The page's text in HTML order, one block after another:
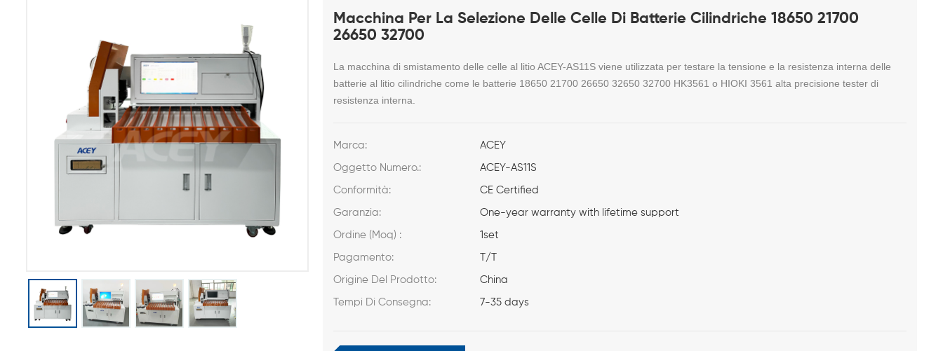
Macchina Per La Selezione Delle Celle Di Batterie Cilindriche 18650 21700
26650 32700
La macchina di smistamento delle celle al litio ACEY-AS11S viene utilizzata per testare la tensione e la resistenza interna delle
batterie al litio cilindriche come le batterie 18650 21700 26650 32650 32700 HK3561 o HIOKI 3561alta precisionetester di
resistenza interna.
Marca: ACEY
Oggetto Numero.: ACEY-AS11S
Conformità: CE Certified
Garanzia: One-year warranty with lifetime support
Ordine (Moq) : 1set
Pagamento: T/T
Origine Del Prodotto: China
Tempi Di Consegna: 7-35 days